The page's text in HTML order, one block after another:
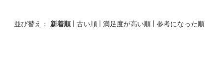
並び替え： 新着順 | 古い順 | 満足度が高い順 | 参考になった順